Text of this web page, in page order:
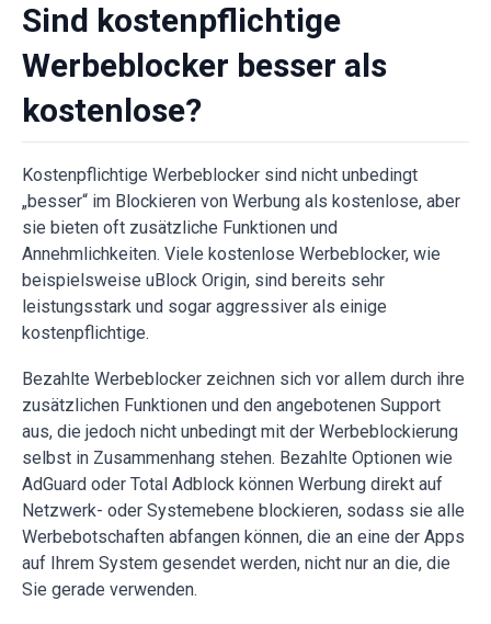
Sind kostenpflichtige
Werbeblocker besser als
kostenlose?
Kostenpflichtige Werbeblocker sind nicht unbedingt
„besser“ im Blockieren von Werbung als kostenlose, aber
sie bieten oft zusätzliche Funktionen und
Annehmlichkeiten. Viele kostenlose Werbeblocker, wie
beispielsweise uBlock Origin, sind bereits sehr
leistungsstark und sogar aggressiver als einige
kostenpflichtige.
Bezahlte Werbeblocker zeichnen sich vor allem durch ihre
zusätzlichen Funktionen und den angebotenen Support
aus, die jedoch nicht unbedingt mit der Werbeblockierung
selbst in Zusammenhang stehen. Bezahlte Optionen wie
AdGuard oder Total Adblock können Werbung direkt auf
Netzwerk- oder Systemebene blockieren, sodass sie alle
Werbebotschaften abfangen können, die an eine der Apps
auf Ihrem System gesendet werden, nicht nur an die, die
Sie gerade verwenden.